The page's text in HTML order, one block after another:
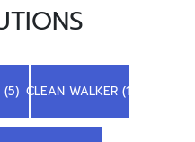
(5) CLEAN WALKER (1)